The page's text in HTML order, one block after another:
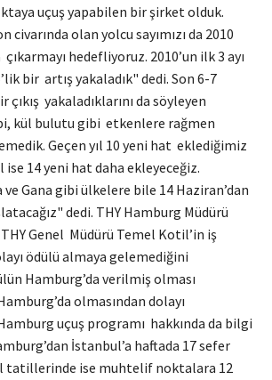
uçuş yapabilen bir şirket olduk.
civarında olan yolcu sayımızı da 2010
hedefliyoruz. 2010’un ilk 3 ayı
bir artış yakaladık" dedi. Son 6-7
çıkış yakaladıklarını da söyleyen
kül bulutu gibi etkenlere rağmen
Geçen yıl 10 yeni hat eklediğimiz
ise 14 yeni hat daha ekleyeceğiz.
ve Gana gibi ülkelere bile 14 Haziran’dan
dedi. THY Hamburg Müdürü
Genel Müdürü Temel Kotil’in iş
ödülü almaya gelemediğini
Hamburg’da verilmiş olması
olmasından dolayı
uçuş programı hakkında da bilgi
İstanbul’a haftada 17 sefer
tatillerinde ise muhtelif noktalara 12